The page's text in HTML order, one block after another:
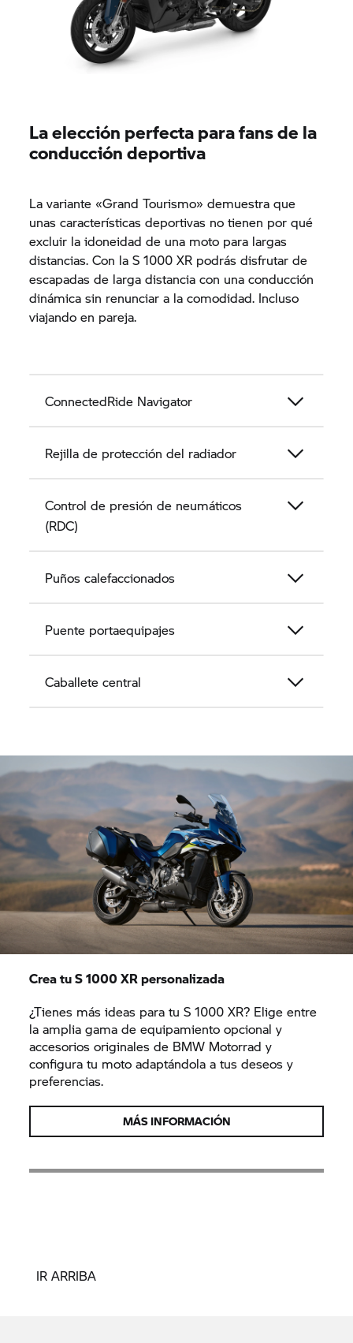
La elección perfecta para fans de la
conducción deportiva
La variante «Grand Tourismo» demuestra que
unas características deportivas no tienen por qué
excluir la idoneidad de una moto para largas
distancias. Con laS 1000 XR podrás disfrutar de
escapadas de larga distancia con una conducción
dinámica sin renunciar a la comodidad. Incluso
viajando en pareja.
ConnectedRide Navigator
Rejilla de protección del radiador
Control de presión de neumáticos
(RDC)
Puños calefaccionados
Puente portaequipajes
Caballete central
Crea tuS 1000 XRpersonalizada
¿Tienes más ideas para tuS 1000 XR? Elige entre
la amplia gama de equipamiento opcional y
accesorios originales de BMW Motorrad y
configura tu moto adaptándola a tus deseos y
preferencias.
MÁS INFORMACIÓN
IR ARRIBA